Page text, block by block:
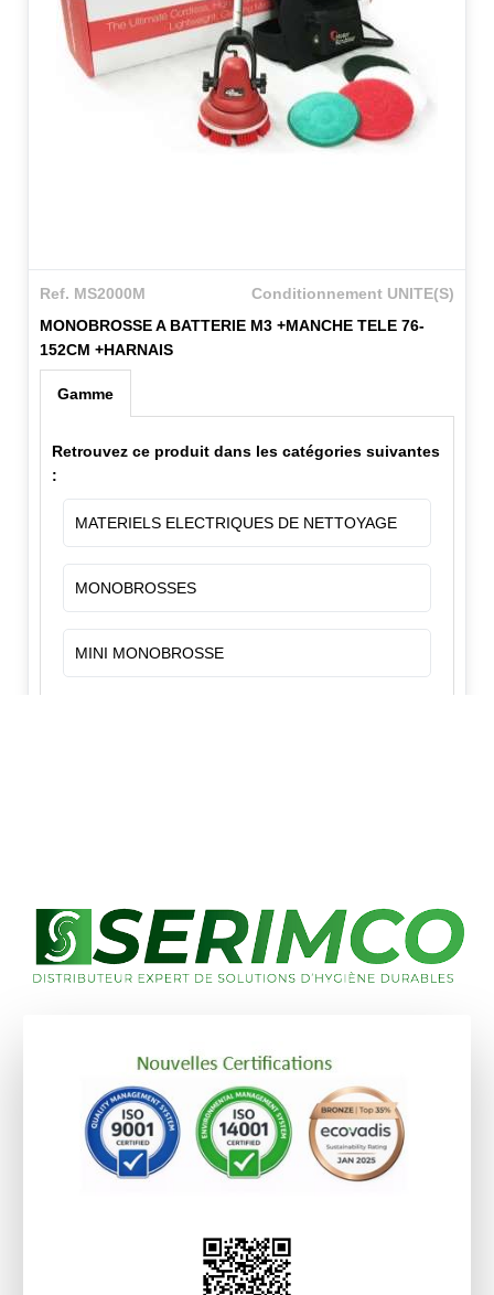
Ref. MS2000M
Conditionnement UNITE(S)
MONOBROSSE A BATTERIE M3 +MANCHE TELE 76-
152CM +HARNAIS
Gamme
Retrouvez ce produit dans les catégories suivantes
:
MATERIELS ELECTRIQUES DE NETTOYAGE
MONOBROSSES
MINI MONOBROSSE